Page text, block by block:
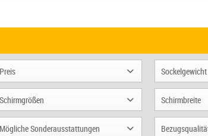
Preis
von625,00 €bis4250,00 €
Sockelgewicht
150 kg
180 kg
Schirmgrößen
Ø 250 cm
Schirmbreite
200 bis
Mögliche Sonderausstattungen